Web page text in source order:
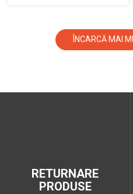
ÎNCARCĂ MAI
RETURNARE
PRODUSE